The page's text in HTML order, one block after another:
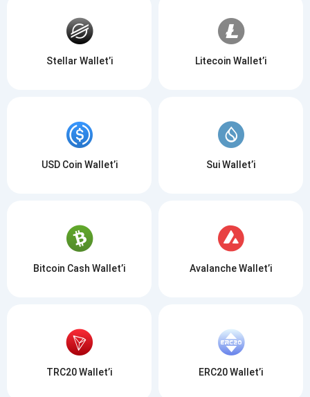
Stellar Wallet’i Litecoin Wallet’i
USD Coin Wallet’i Sui Wallet’i
Bitcoin Cash Wallet’i Avalanche Wallet’i
TRC20 Wallet’i ERC20 Wallet’i